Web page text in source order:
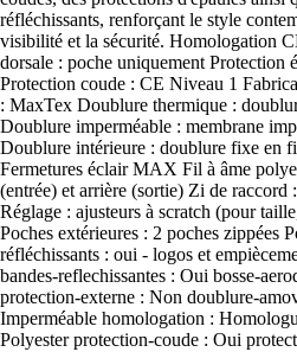
réfléchissants, renforçant le style
visibilité et la sécurité. Homologation
dorsale : poche uniquement Protection
Protection coude : CE Niveau 1
: MaxTex Doublure thermique :
Doublure imperméable : membrane
Doublure intérieure : doublure fixe en
Fermetures éclair MAX Fil à âme
(entrée) et arrière (sortie) Zi de raccord
Réglage : ajusteurs à scratch (pour
Poches extérieures : 2 poches zippées
réfléchissants : oui - logos et
bandes-reflechissantes : Oui bosse-
protection-externe : Non doublure-
Imperméable homologation :
Polyester protection-coude : Oui